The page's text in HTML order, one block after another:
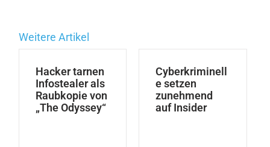
Weitere Artikel
Hacker tarnen
Infostealer als
Raubkopie von
„The Odyssey“
Cyberkriminell
e setzen
zunehmend
auf Insider